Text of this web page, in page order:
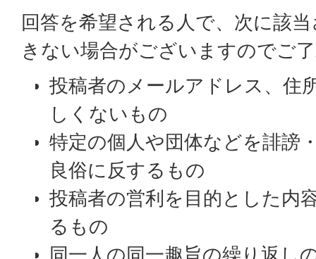
回答を希望される人で、次に該
きない場合がございますのでご
投稿者のメールアドレス、住
しくないもの
特定の個人や団体などを誹謗
良俗に反するもの
投稿者の営利を目的とした内
るもの
同一人の同一趣旨の繰り返し